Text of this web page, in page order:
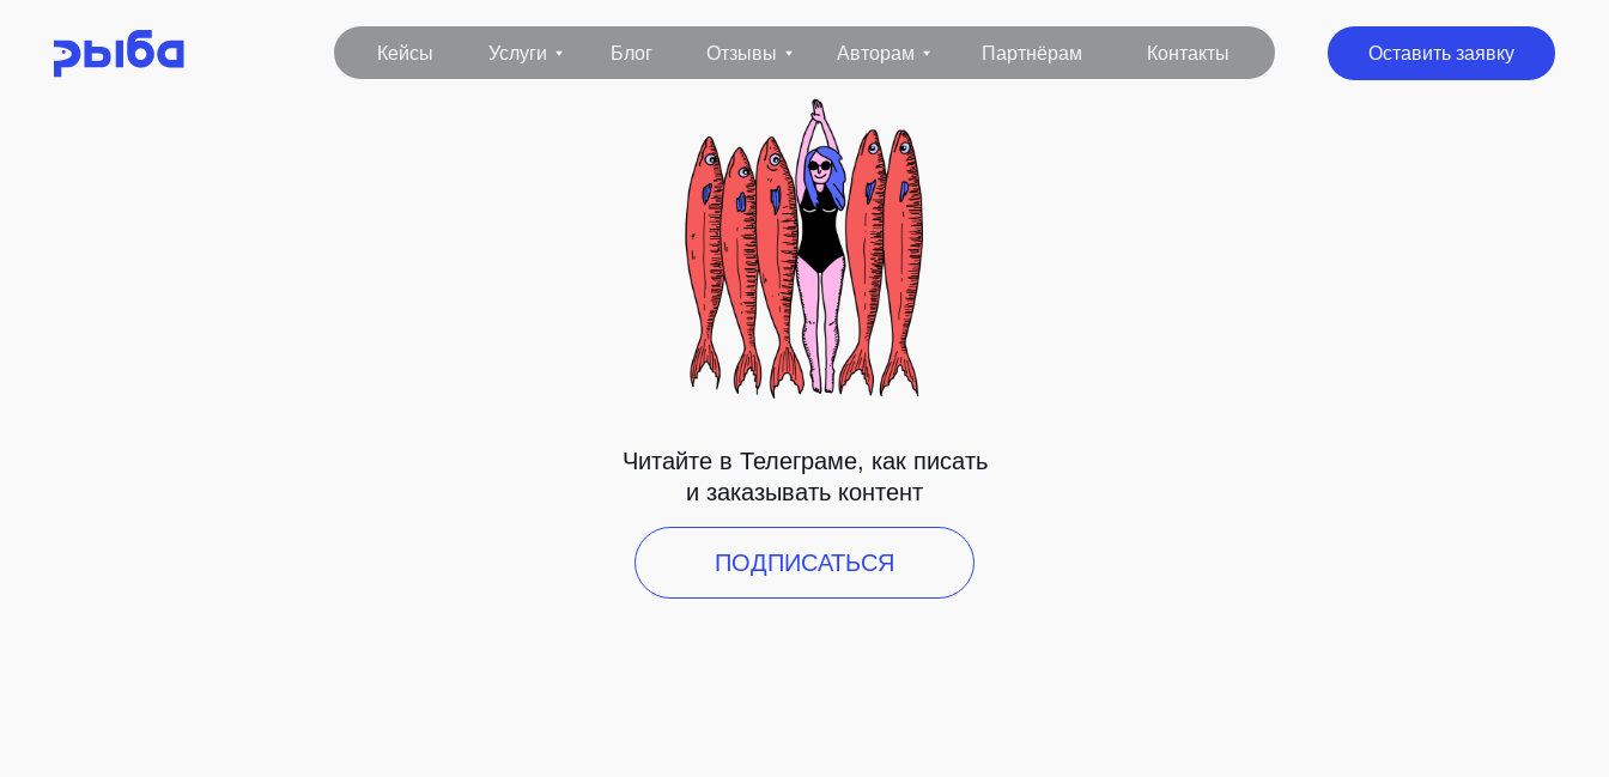
Контакты
Партнёрам
Авторам
Отзывы
Блог
Кейсы Оставить заявку
Читайте в Телеграме, как писать
и заказывать контент
ПОДПИСАТЬСЯ